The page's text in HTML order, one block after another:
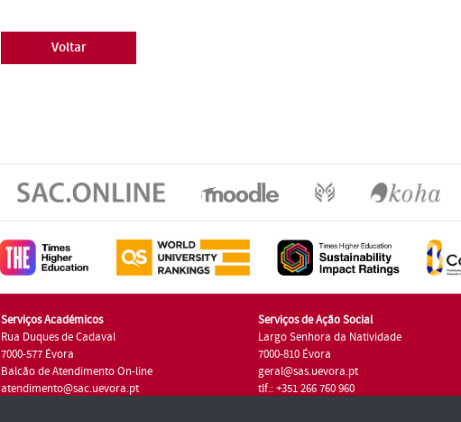
Voltar
Serviços Académicos
Rua Duques de Cadaval
7000-577 Évora
Balcão de Atendimento On-line
atendimento@sac.uevora.pt
Serviços de Ação Social
Largo Senhora da Natividade
7000-810 Évora
geral@sas.uevora.pt
tlf.: +351 266 760 960